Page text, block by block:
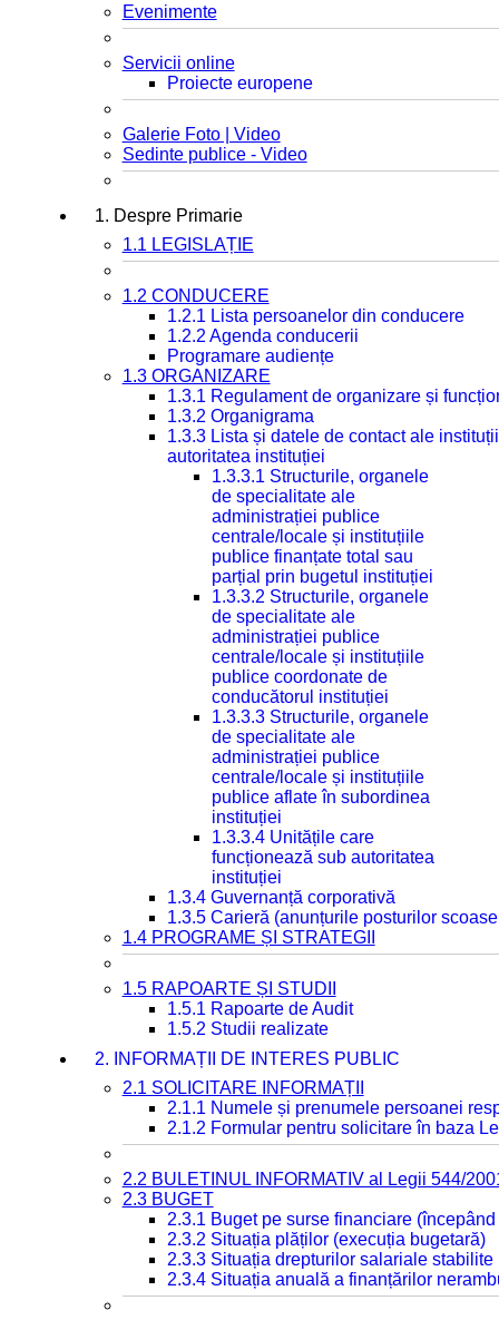
Evenimente
Servicii online
Proiecte europene
Galerie Foto | Video
Sedinte publice - Video
1. Despre Primarie
1.1 LEGISLAȚIE
1.2 CONDUCERE
1.2.1 Lista persoanelor din conducere
1.2.2 Agenda conducerii
Programare audiențe
1.3 ORGANIZARE
1.3.1 Regulament de organizare și
1.3.2 Organigrama
1.3.3 Lista și datele de contact ale
autoritatea instituției
1.3.3.1 Structurile, organele
de specialitate ale
administrației publice
centrale/locale și instituțiile
publice finanțate total sau
parțial prin bugetul instituției
1.3.3.2 Structurile, organele
de specialitate ale
administrației publice
centrale/locale și instituțiile
publice coordonate de
conducătorul instituției
1.3.3.3 Structurile, organele
de specialitate ale
administrației publice
centrale/locale și instituțiile
publice aflate în subordinea
instituției
1.3.3.4 Unitățile care
funcționează sub autoritatea
instituției
1.3.4 Guvernanță corporativă
1.3.5 Carieră (anunțurile posturilor
1.4 PROGRAME ȘI STRATEGII
1.5 RAPOARTE ȘI STUDII
1.5.1 Rapoarte de Audit
1.5.2 Studii realizate
2. INFORMAȚII DE INTERES PUBLIC
2.1 SOLICITARE INFORMAȚII
2.1.1 Numele și prenumele persoanei
2.1.2 Formular pentru solicitare în baza
2.2 BULETINUL INFORMATIV al Legii 544/
2.3 BUGET
2.3.1 Buget pe surse financiare
2.3.2 Situația plăților (execuția bugetară)
2.3.3 Situația drepturilor salariale
2.3.4 Situația anuală a finanțărilor